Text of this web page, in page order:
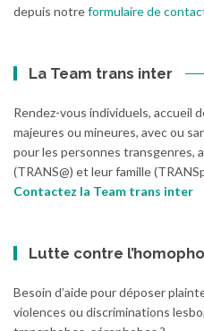
depuis notreformulaire de
La Team trans inter
Rendez-vous individuels, accueil
majeures ou mineures, avec ou
pour les personnes transgenres,
(TRANS@) et leur famille
Contactez la Team trans inter
Lutte contre
Besoin d’aide pour déposer
violences ou discriminations